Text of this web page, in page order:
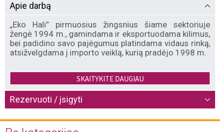
Apie darbą
„Eko Hali” pirmuosius žingsnius šiame sektoriuje
žengė 1994 m., gamindama ir eksportuodama kilimus,
bei padidino savo pajėgumus platindama vidaus rinką,
atsižvelgdama į importo veiklą, kurią pradėjo 1998 m.
„Eko Hali” siūlo aukštos kokybės ir greitos gamybos
mašinomis, staklėmis bei rankomis išaustų kilimų,
kilimėlių vaikams ir kūdikiams, skiautinių bei ilgo
plauko kilimų kolekcijas. „Eko Hali” yra stabilus
pajėgumų, korporatyvinių paslaugų ir pasitikėjimo
SKAITYKITE DAUGIAU
Rezervuoti / įsigyti